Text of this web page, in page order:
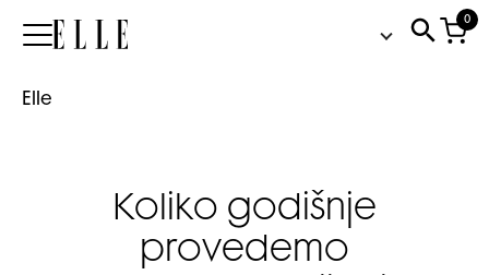
Elle
0
Elle
Koliko godišnje
provedemo